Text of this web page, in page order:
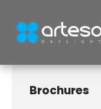
Brochures